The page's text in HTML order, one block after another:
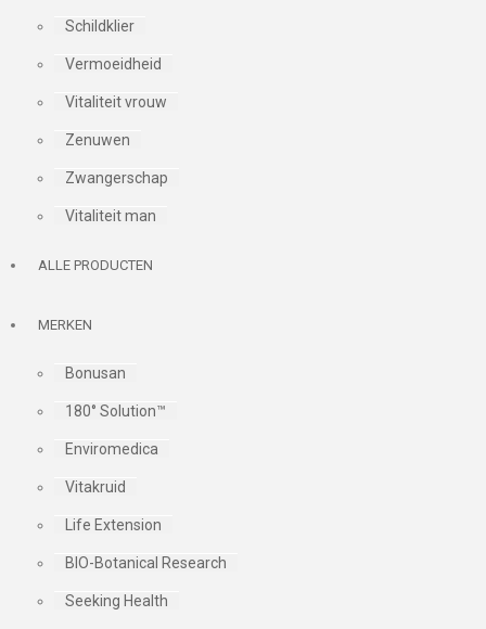
Schildklier
Vermoeidheid
Vitaliteit vrouw
Zenuwen
Zwangerschap
Vitaliteit man
ALLE PRODUCTEN
MERKEN
Bonusan
180° Solution™
Enviromedica
Vitakruid
Life Extension
BIO-Botanical Research
Seeking Health